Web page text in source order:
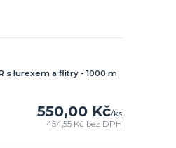
s lurexem a flitry - 1000 m
550,00 Kč/ks
454,55 Kč bez DPH